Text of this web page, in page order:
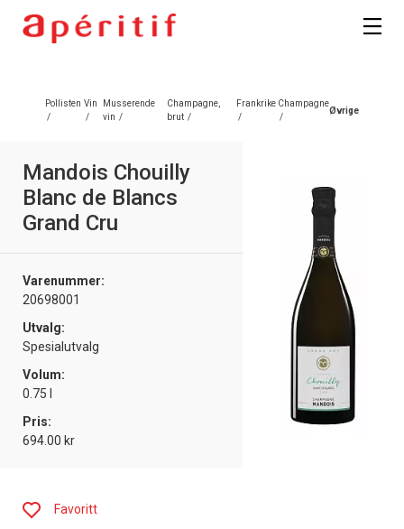
Pollisten
/
Vin
/
Musserende
vin /
Champagne,
brut /
Frankrike
/
Champagne
/
Øvrige
Mandois Chouilly
Blanc de Blancs
Grand Cru
Varenummer:
20698001
Utvalg:
Spesialutvalg
Volum:
0.75 l
Pris:
694.00 kr
Favoritt